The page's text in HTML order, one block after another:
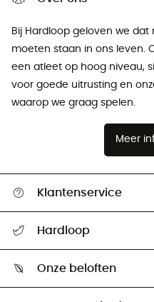
Bij Hardloop geloven we
moeten staan ​​in ons leven.
een atleet op hoog niveau,
voor goede uitrusting en
waarop we graag spelen.
Meer
Klantenservice
Mijn zending volgen
Retourzendingen &
Hardloop
Onze beloften